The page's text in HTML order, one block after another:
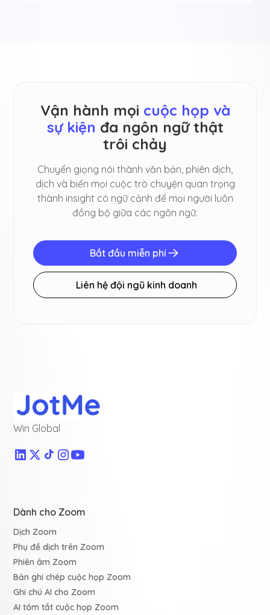
Vận hành mọi cuộc họp và
sự kiện đa ngôn ngữ thật
trôi chảy
Chuyển giọng nói thành văn bản, phiên dịch,
dịch và biến mọi cuộc trò chuyện quan trọng
thành insight có ngữ cảnh để mọi người luôn
đồng bộ giữa các ngôn ngữ.
Bắt đầu miễn phí
Liên hệ đội ngũ kinh doanh
Win Global
Dành cho Zoom
Dịch Zoom
Phụ đề dịch trên Zoom
Phiên âm Zoom
Bản ghi chép cuộc họp Zoom
Ghi chú AI cho Zoom
AI tóm tắt cuộc họp Zoom